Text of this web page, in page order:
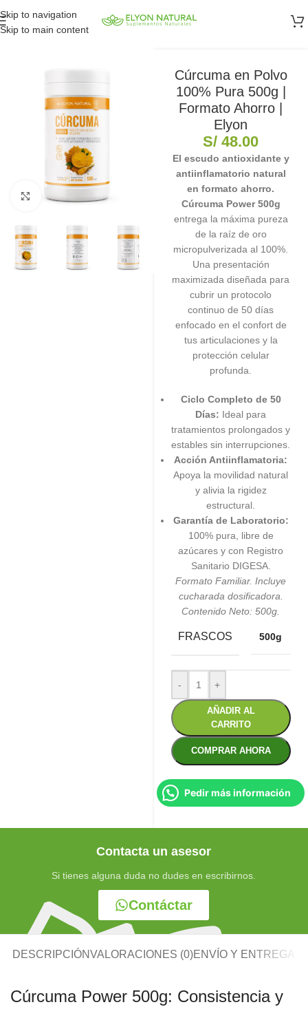
Skip to navigation
Skip to main content
Clic para ampliar
Cúrcuma en Polvo
100% Pura 500g |
Formato Ahorro |
Elyon
S/ 48.00
El escudo antioxidante y
antiinflamatorio natural
en formato ahorro.
Cúrcuma Power 500g
entrega la máxima pureza
de la raíz de oro
micropulverizada al 100%.
Una presentación
maximizada diseñada para
cubrir un protocolo
continuo de 50 días
enfocado en el confort de
tus articulaciones y la
protección celular
profunda.
Ciclo Completo de 50
Días: Ideal para
tratamientos prolongados y
estables sin interrupciones.
Acción Antiinflamatoria:
Apoya la movilidad natural
y alivia la rigidez
estructural.
Garantía de Laboratorio:
100% pura, libre de
azúcares y con Registro
Sanitario DIGESA.
Formato Familiar. Incluye
cucharada dosificadora.
Contenido Neto: 500g.
FRASCOS 500g
- +
AÑADIR AL
CARRITO
COMPRAR AHORA
Pedir más información
Contáctar
Contacta un asesor
Si tienes alguna duda no dudes en escribirnos.
DESCRIPCIÓNVALORACIONES (0)ENVÍO Y ENTREGA
Cúrcuma Power 500g: Consistencia y